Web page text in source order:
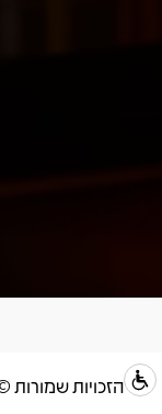
כל הזכויות שמורות